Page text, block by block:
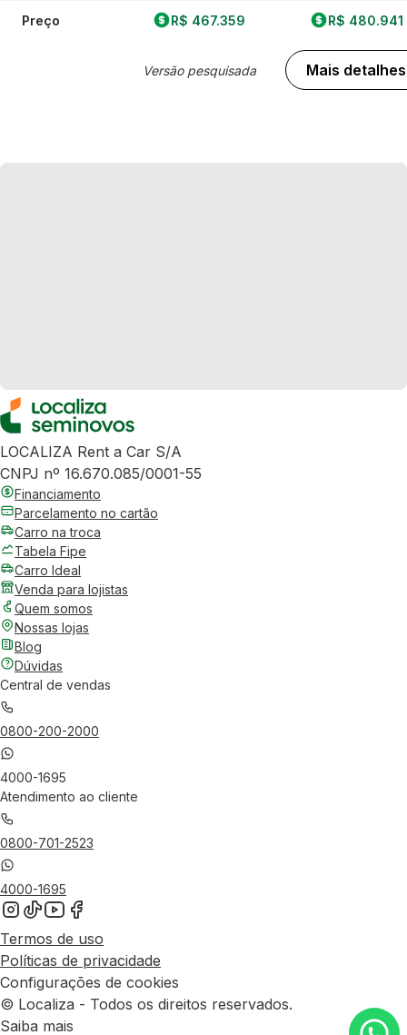
Preço R$ 467.359
Versão pesquisada
R$ 480.941
Mais detalhes
LOCALIZA Rent a Car S/A
CNPJ nº 16.670.085/0001-55
Financiamento
Parcelamento no cartão
Carro na troca
Tabela Fipe
Carro Ideal
Venda para lojistas
Quem somos
Nossas lojas
Blog
Dúvidas
Central de vendas
0800-200-2000
4000-1695
Atendimento ao cliente
0800-701-2523
4000-1695
Termos de uso
Políticas de privacidade
Configurações de cookies
© Localiza - Todos os direitos reservados.
Saiba mais